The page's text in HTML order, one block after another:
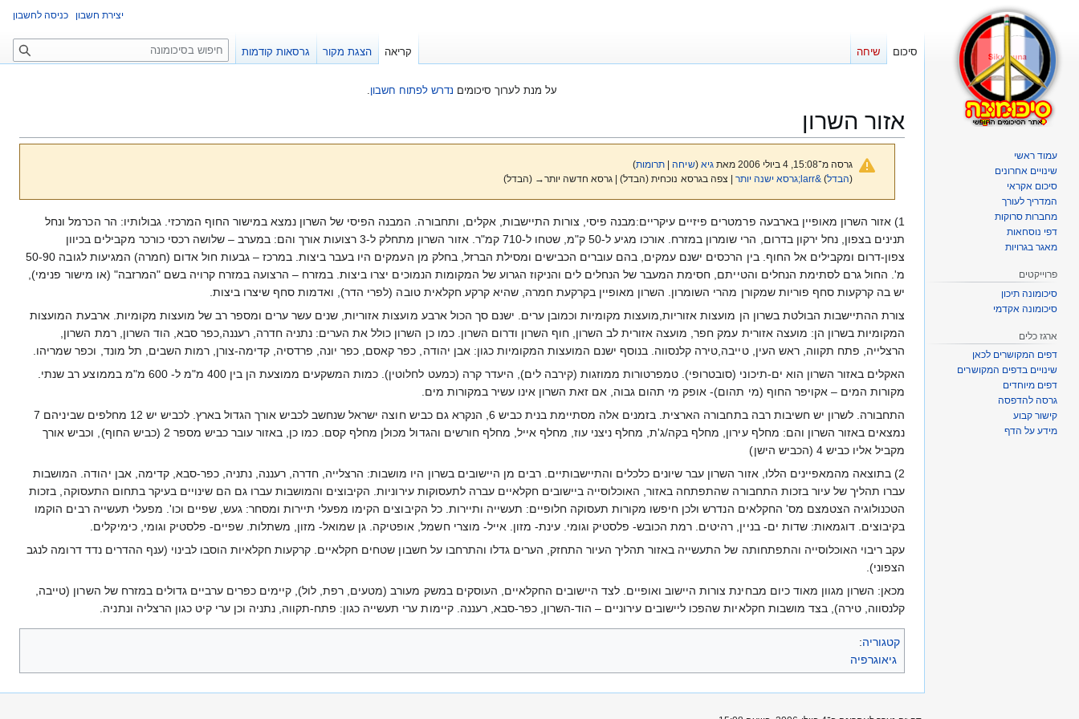
על מנת לערוך סיכומים נדרש לפתוח חשבון.
אזור השרון
גרסה מ־15:08, 4 ביולי 2006 מאת גיא (שיחה| תרומות)
(הבדל) &larr;גרסא ישנה יותר | צפה בגרסא נוכחית (הבדל) | גרסא חדשה יותר→ (הבדל)
קפיצה
לניווט
קפיצה
לחיפוש
1) אזור השרון מאופיין בארבעה פרמטרים פיזיים עיקריים:מבנה פיסי, צורות התיישבות, אקלים, ותחבורה. המבנה הפיסי של השרון נמצא במישור החוף המרכזי. גבולותיו: הר הכרמל ונחל
תנינים בצפון, נחל ירקון בדרום, הרי שומרון במזרח. אורכו מגיע ל-50 ק"מ, שטחו ל-710 קמ"ר. אזור השרון מתחלק ל-3 רצועות אורך והם: במערב – שלושה רכסי כורכר מקבילים בכיוון
צפון-דרום ומקבילים אל החוף. בין הרכסים ישנם עמקים, בהם עוברים הכבישים ומסילת הברזל, בחלק מן העמקים היו בעבר ביצות. במרכז – גבעות חול אדום (חמרה) המגיעות לגובה 50-90
מ'. החול גרם לסתימת הנחלים והטייתם, חסימת המעבר של הנחלים לים והניקוז הגרוע של המקומות הנמוכים יצרו ביצות. במזרח – הרצועה במזרח קרויה בשם "המרזבה" (או מישור פנימי),
יש בה קרקעות סחף פוריות שמקורן מהרי השומרון. השרון מאופיין בקרקעת חמרה, שהיא קרקע חקלאית טובה (לפרי הדר), ואדמות סחף שיצרו ביצות.
צורת ההתיישבות הבולטת בשרון הן מועצות אזוריות,מועצות מקומיות וכמובן ערים. ישנם סך הכול ארבע מועצות אזוריות, שנים עשר ערים ומספר רב של מועצות מקומיות. ארבעת המועצות
המקומיות בשרון הן: מועצה אזורית עמק חפר, מועצה אזורית לב השרון, חוף השרון ודרום השרון. כמו כן השרון כולל את הערים: נתניה חדרה, רעננה,כפר סבא, הוד השרון, רמת השרון,
הרצלייה, פתח תקווה, ראש העין, טייבה,טירה קלנסווה. בנוסף ישנם המועצות המקומיות כגון: אבן יהודה, כפר קאסם, כפר יונה, פרדסיה, קדימה-צורן, רמות השבים, תל מונד, וכפר שמריהו.
האקלים באזור השרון הוא ים-תיכוני (סובטרופי). טמפרטורות ממוזגות (קירבה לים), היעדר קרה (כמעט לחלוטין). כמות המשקעים ממוצעת הן בין 400 מ"מ ל- 600 מ"מ בממוצע רב שנתי.
מקורות המים – אקויפר החוף (מי תהום)- אופק מי תהום גבוה, אם זאת השרון אינו עשיר במקורות מים.
התחבורה. לשרון יש חשיבות רבה בתחבורה הארצית. בזמנים אלה מסתיימת בנית כביש 6, הנקרא גם כביש חוצה ישראל שנחשב לכביש אורך הגדול בארץ. לכביש יש 12 מחלפים שביניהם 7
נמצאים באזור השרון והם: מחלף עירון, מחלף בקה/ג'ת, מחלף ניצני עוז, מחלף אייל, מחלף חורשים והגדול מכולן מחלף קסם. כמו כן, באזור עובר כביש מספר 2 (כביש החוף), וכביש אורך
מקביל אליו כביש 4 (הכביש הישן)
2) בתוצאה מהמאפיינים הללו, אזור השרון עבר שיונים כלכלים והתיישבותיים. רבים מן היישובים בשרון היו מושבות: הרצלייה, חדרה, רעננה, נתניה, כפר-סבא, קדימה, אבן יהודה. המושבות
עברו תהליך של עיור בזכות התחבורה שהתפתחה באזור, האוכלוסייה ביישובים חקלאיים עברה לתעסוקות עירוניות. הקיבוצים והמושבות עברו גם הם שינויים בעיקר בתחום התעסוקה, בזכות
הטכנולוגיה הצטמצם מס' החקלאים הנדרש ולכן חיפשו מקורות תעסוקה חלופיים: תעשייה ותיירות. כל הקיבוצים הקימו מפעלי תיירות ומסחר: געש, שפיים וכו'. מפעלי תעשייה רבים הוקמו
בקיבוצים. דוגמאות: שדות ים- בניין, רהיטים. רמת הכובש- פלסטיק וגומי. עינת- מזון. אייל- מוצרי חשמל, אופטיקה. גן שמואל- מזון, משתלות. שפיים- פלסטיק וגומי, כימיקלים.
עקב ריבוי האוכלוסייה והתפתחותה של התעשייה באזור תהליך העיור התחזק, הערים גדלו והתרחבו על חשבון שטחים חקלאיים. קרקעות חקלאיות הוסבו לבינוי (ענף ההדרים נדד דרומה לנגב
הצפוני).
מכאן: השרון מגוון מאוד כיום מבחינת צורות היישוב ואופיים. לצד היישובים החקלאיים, העוסקים במשק מעורב (מטעים, רפת, לול), קיימים כפרים ערביים גדולים במזרח של השרון (טייבה,
קלנסווה, טירה), בצד מושבות חקלאיות שהפכו ליישובים עירוניים – הוד-השרון, כפר-סבא, רעננה. קיימות ערי תעשייה כגון: פתח-תקווה, נתניה וכן ערי קיט כגון הרצליה ונתניה.
קטגוריה:
גיאוגרפיה
יצירת חשבון כניסה לחשבון
סיכום שיחה קריאה הצגת מקור גרסאות קודמות
ח
י
עמוד ראשי
שינויים אחרונים
סיכום אקראי
המדריך לעורך
מחברות סרוקות
דפי נוסחאות
מאגר בגרויות
פרוייקטים
סיכומונה תיכון
סיכומונה אקדמי
ארגז כלים
דפים המקושרים לכאן
שינויים בדפים המקושרים
דפים מיוחדים
גרסה להדפסה
קישור קבוע
מידע על הדף